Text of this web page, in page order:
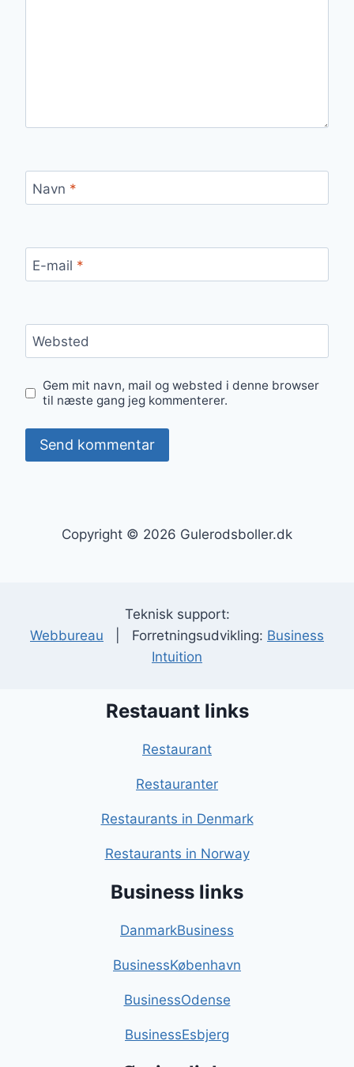
Navn *
E-mail *
Websted
Gem mit navn, mail og websted i denne browser
til næste gang jeg kommenterer.
Copyright © 2026 Gulerodsboller.dk
Teknisk support:
Webbureau | Forretningsudvikling: Business
Intuition
Restauant links
Restaurant
Restauranter
Restaurants in Denmark
Restaurants in Norway
Business links
DanmarkBusiness
BusinessKøbenhavn
BusinessOdense
BusinessEsbjerg